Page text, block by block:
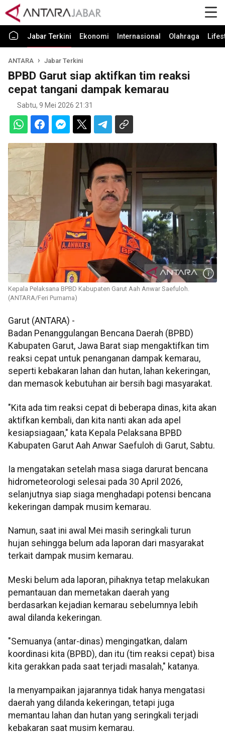
Jabar Terkini Ekonomi Internasional Olahraga
ANTARA Jabar Terkini
BPBD Garut siap aktifkan tim reaksi
cepat tangani dampak kemarau
Sabtu, 9 Mei 2026 21:31
Kepala Pelaksana BPBD Kabupaten Garut Aah Anwar Saefuloh.
(ANTARA/Feri Purnama)
Garut (ANTARA) -
Badan Penanggulangan Bencana Daerah (BPBD)
Kabupaten Garut, Jawa Barat siap mengaktifkan tim
reaksi cepat untuk penanganan dampak kemarau,
seperti kebakaran lahan dan hutan, lahan kekeringan,
dan memasok kebutuhan air bersih bagi masyarakat.
"Kita ada tim reaksi cepat di beberapa dinas, kita akan
aktifkan kembali, dan kita nanti akan ada apel
kesiapsiagaan," kata Kepala Pelaksana BPBD
Kabupaten Garut Aah Anwar Saefuloh di Garut, Sabtu.
Ia mengatakan setelah masa siaga darurat bencana
hidrometeorologi selesai pada 30 April 2026,
selanjutnya siap siaga menghadapi potensi bencana
kekeringan dampak musim kemarau.
Namun, saat ini awal Mei masih seringkali turun
hujan sehingga belum ada laporan dari masyarakat
terkait dampak musim kemarau.
Meski belum ada laporan, pihaknya tetap melakukan
pemantauan dan memetakan daerah yang
berdasarkan kejadian kemarau sebelumnya lebih
awal dilanda kekeringan.
"Semuanya (antar-dinas) mengingatkan, dalam
koordinasi kita (BPBD), dan itu (tim reaksi cepat) bisa
kita gerakkan pada saat terjadi masalah," katanya.
Ia menyampaikan jajarannya tidak hanya mengatasi
daerah yang dilanda kekeringan, tetapi juga
memantau lahan dan hutan yang seringkali terjadi
kebakaran saat musim kemarau.